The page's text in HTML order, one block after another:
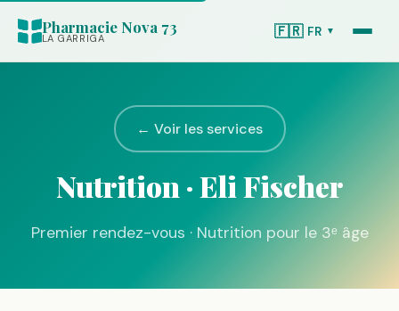
Pharmacie Nova 73
LA GARRIGA 🇫🇷 FR ▼
← Voir les services
Nutrition · Eli Fischer
Premier rendez-vous · Nutrition pour le 3ᵉ âge